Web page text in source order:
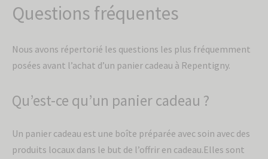
Questions fréquentes
Nous avons répertorié les questions les plus fréquemment
posées avant l’achat d’un panier cadeau à Repentigny.
Qu’est-ce qu’un panier cadeau ?
Un panier cadeau est une boîte préparée avec soin avec des
produits locaux dans le but de l’offrir en cadeau.Elles sont